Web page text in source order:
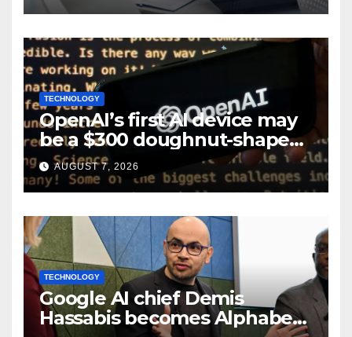
TECHNOLOGY
OpenAI’s first AI device may
be a $300 doughnut-shaped
smart speaker: Report
AUGUST 7, 2026
TECHNOLOGY
Google AI chief Demis
Hassabis becomes Alphabet